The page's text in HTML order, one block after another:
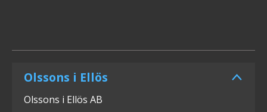
Olssons i Ellös
Olssons i Ellös AB